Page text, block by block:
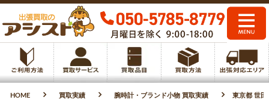
HOME 買取実績 腕時計・ブランド小物 買取実績 東京都 世田